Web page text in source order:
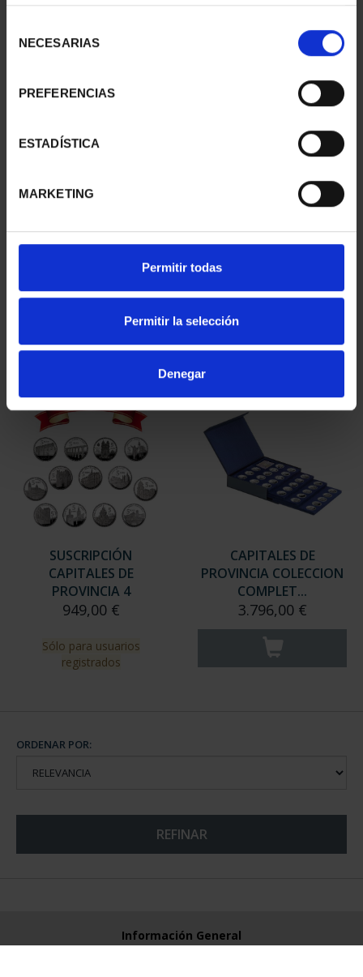
NECESARIAS
PREFERENCIAS
ESTADÍSTICA
MARKETING
Permitir todas
Permitir la selección
Denegar
949,00 €
Sólo para usuarios
registrados
PROVINCIA 2
registrados
PROVINCIA 3
registrados
SUSCRIPCIÓN
CAPITALES DE
PROVINCIA 4
949,00 €
Sólo para usuarios
registrados
CAPITALES DE
PROVINCIA COLECCION
COMPLET...
3.796,00 €
ORDENAR POR:
REFINAR
Información General